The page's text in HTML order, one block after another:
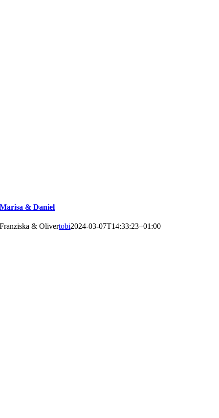
Marisa & Daniel
Franziska & Olivertobi2024-03-07T14:33:23+01:00